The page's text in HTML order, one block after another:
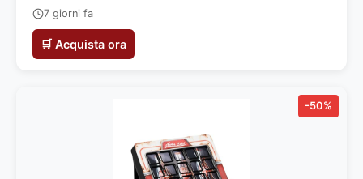
7 giorni fa
🛒 Acquista ora
-50%